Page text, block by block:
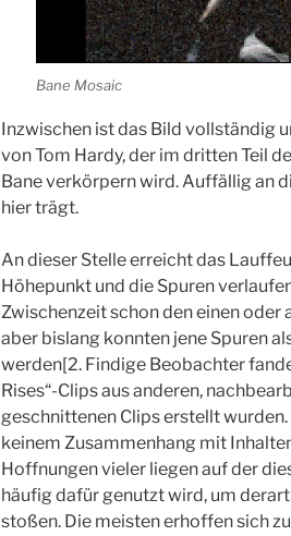
Bane Mosaic
Inzwischen ist das Bild vollständig
von Tom Hardy, der im dritten Teil
Bane verkörpern wird. Auffällig an
hier trägt.
An dieser Stelle erreicht das
Höhepunkt und die Spuren
Zwischenzeit schon den einen oder
aber bislang konnten jene Spuren
werden[2. Findige Beobachter
Rises“-Clips aus anderen,
geschnittenen Clips erstellt
keinem Zusammenhang mit
Hoffnungen vieler liegen auf der
häufig dafür genutzt wird, um
stoßen. Die meisten erhoffen sich